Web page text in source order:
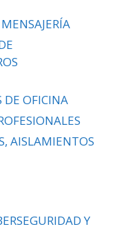
DE OFICINA
AISLAMIENTOS
Y